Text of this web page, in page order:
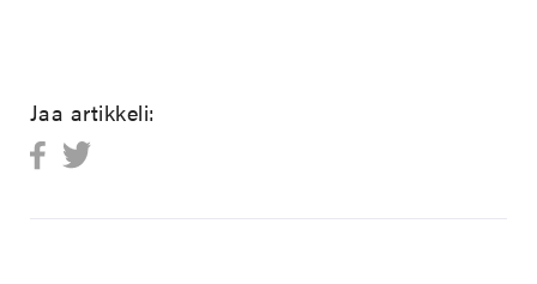
Jaa artikkeli: